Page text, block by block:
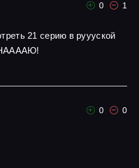
0 1
21 серию в руууской
0 0